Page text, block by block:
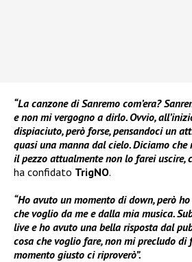
“La canzone di Sanremo com’era?
e non mi vergogno a dirlo. Ovvio,
dispiaciuto, però forse, pensandoci un
quasi una manna dal cielo. Diciamo che
il pezzo attualmente non lo farei uscire,
ha confidato TrigNO.
“Ho avuto un momento di down, però
che voglio da me e dalla mia musica.
live e ho avuto una bella risposta dal
cosa che voglio fare, non mi precludo di
momento giusto ci riproverò”.